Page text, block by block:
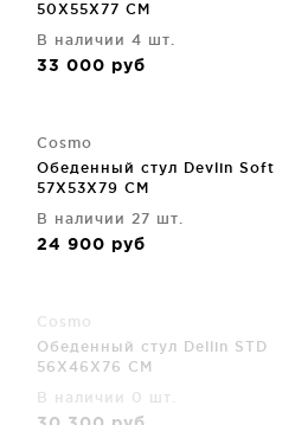
50X55X77 CM
В наличии 4 шт.
33 000 руб
Cosmo
Обеденный стул Devlin Soft
57X53X79 CM
В наличии 27 шт.
24 900 руб
Cosmo
Обеденный стул Dellin STD
56X46X76 CM
В наличии 0 шт.